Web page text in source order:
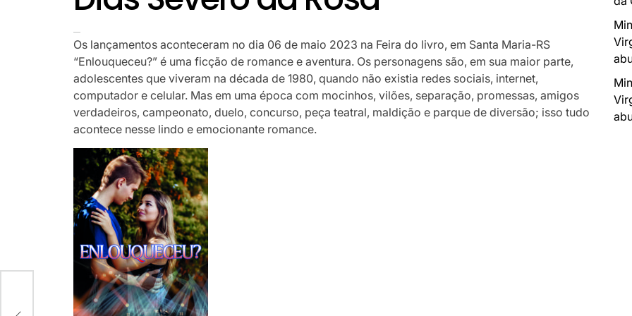
Os lançamentos aconteceram no dia 06 de maio 2023 na Feira do livro, em Santa Maria-RS
“Enlouqueceu?” é uma ficção de romance e aventura. Os personagens são, em sua maior parte,
adolescentes que viveram na década de 1980, quando não existia redes sociais, internet,
computador e celular. Mas em uma época com mocinhos, vilões, separação, promessas, amigos
verdadeiros, campeonato, duelo, concurso, peça teatral, maldição e parque de diversão; isso tudo
acontece nesse lindo e emocionante romance.